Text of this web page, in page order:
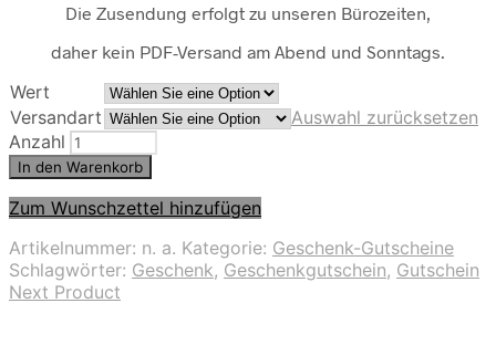
Die Zusendung erfolgt zu unseren Bürozeiten,
daher kein PDF-Versand am Abend und Sonntags.
Wert
Versandart
Auswahl zurücksetzen
Anzahl
In den Warenkorb
Zum Wunschzettel hinzufügen
Artikelnummer: n. a. Kategorie: Geschenk-Gutscheine
Schlagwörter: Geschenk, Geschenkgutschein, Gutschein
Next Product